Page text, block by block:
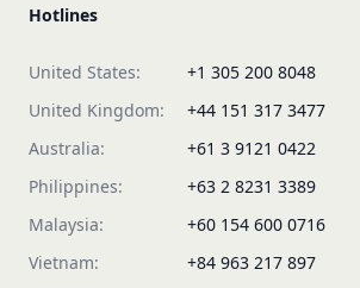
Hotlines
United States:
+1 305 200 8048
United Kingdom:
+44 151 317 3477
Australia:
+61 3 9121 0422
Philippines:
+63 2 8231 3389
Malaysia:
+60 154 600 0716
Vietnam:
+84 963 217 897